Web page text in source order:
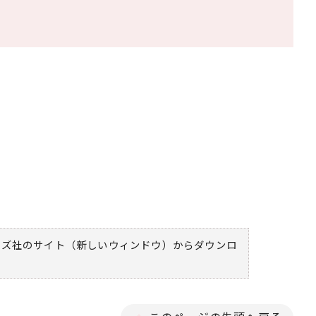
社のサイト（新しいウィンドウ） からダウンロ